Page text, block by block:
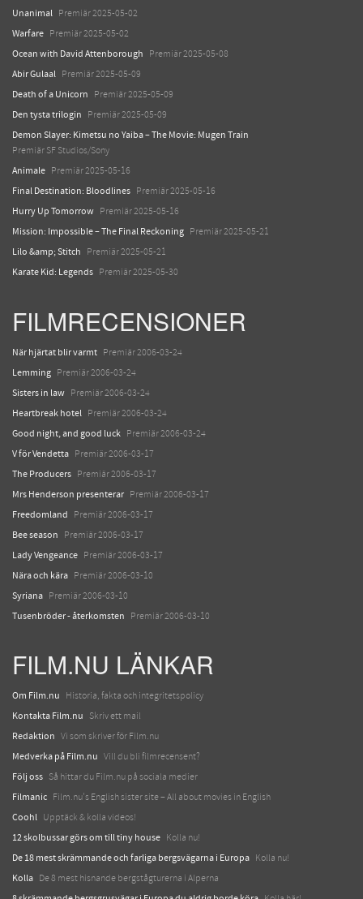
Unanimal Premiär 2025-05-02
Warfare Premiär 2025-05-02
Ocean with David Attenborough Premiär 2025-05-08
Abir Gulaal Premiär 2025-05-09
Death of a Unicorn Premiär 2025-05-09
Den tysta trilogin Premiär 2025-05-09
Demon Slayer: Kimetsu no Yaiba – The Movie: Mugen Train
Premiär SF Studios/Sony
Animale Premiär 2025-05-16
Final Destination: Bloodlines Premiär 2025-05-16
Hurry Up Tomorrow Premiär 2025-05-16
Mission: Impossible – The Final Reckoning Premiär 2025-05-21
Lilo &amp; Stitch Premiär 2025-05-21
Karate Kid: Legends Premiär 2025-05-30
FILMRECENSIONER
När hjärtat blir varmt Premiär 2006-03-24
Lemming Premiär 2006-03-24
Sisters in law Premiär 2006-03-24
Heartbreak hotel Premiär 2006-03-24
Good night, and good luck Premiär 2006-03-24
V för Vendetta Premiär 2006-03-17
The Producers Premiär 2006-03-17
Mrs Henderson presenterar Premiär 2006-03-17
Freedomland Premiär 2006-03-17
Bee season Premiär 2006-03-17
Lady Vengeance Premiär 2006-03-17
Nära och kära Premiär 2006-03-10
Syriana Premiär 2006-03-10
Tusenbröder - återkomsten Premiär 2006-03-10
FILM.NU LÄNKAR
Om Film.nu Historia, fakta och integritetspolicy
Kontakta Film.nu Skriv ett mail
Redaktion Vi som skriver för Film.nu
Medverka på Film.nu Vill du bli filmrecensent?
Följ oss Så hittar du Film.nu på sociala medier
Filmanic Film.nu's English sister site – All about movies in English
Coohl Upptäck & kolla videos!
12 skolbussar görs om till tiny house Kolla nu!
De 18 mest skrämmande och farliga bergsvägarna i Europa Kolla nu!
Kolla De 8 mest hisnande bergstågturerna i Alperna